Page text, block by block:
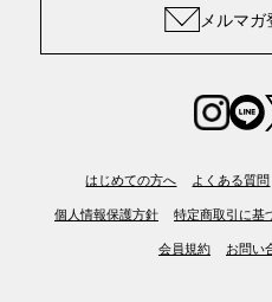
メルマガ
はじめての方へ よくある質問
個人情報保護方針 特定商取引に基
会員規約 お問い